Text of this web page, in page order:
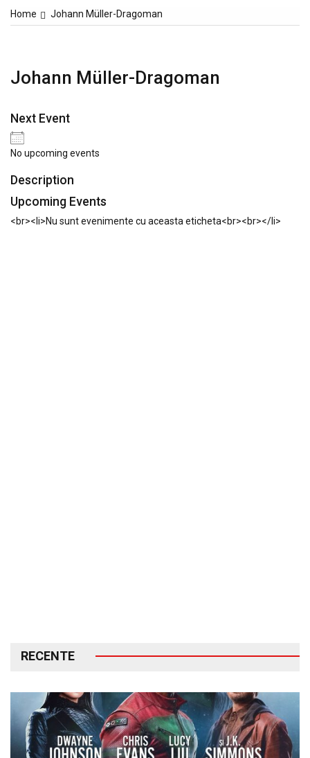
Home Johann Müller-Dragoman
Johann Müller-Dragoman
Next Event
No upcoming events
Description
Upcoming Events
<br><li>Nu sunt evenimente cu aceasta eticheta<br><br></li>
RECENTE